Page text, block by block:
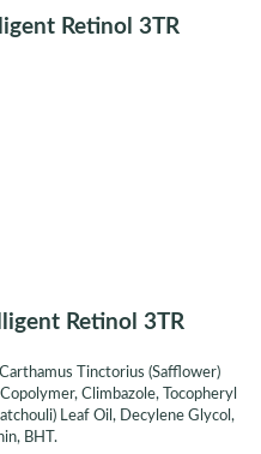
Retinol 3TR
Retinol 3TR
Tinctorius (Safflower)
Climbazole, Tocopheryl
Leaf Oil, Decylene Glycol,
BHT.